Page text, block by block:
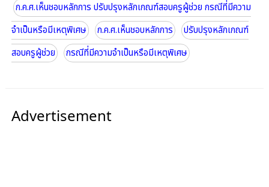
ก.ค.ศ.เห็นชอบหลักการ ปรับปรุงหลักเกณฑ์สอบครูผู้ช่วย กรณีที่มีความ
จำเป็นหรือมีเหตุพิเศษ
ก.ค.ศ.เห็นชอบหลักการ
ปรับปรุงหลักเกณฑ์
สอบครูผู้ช่วย
กรณีที่มีความจำเป็นหรือมีเหตุพิเศษ
Advertisement